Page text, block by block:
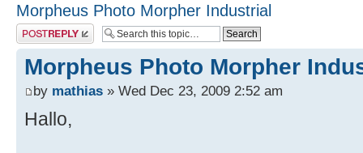
Morpheus Photo Morpher Industrial
Post a reply
Morpheus Photo Morpher
by mathias » Wed Dec 23, 2009 2:52 am
Hallo,